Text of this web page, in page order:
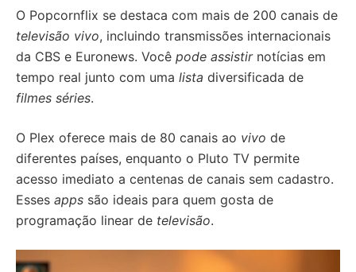
O Popcornflix se destaca com mais de 200 canais de
televisão vivo, incluindo transmissões internacionais
da CBS e Euronews. Você pode assistirnotícias em
tempo real junto com uma lista diversificada de
filmes séries.
O Plex oferece mais de 80 canais ao vivo de
diferentes países, enquanto o Pluto TV permite
acesso imediato a centenas de canais sem cadastro.
Esses apps são ideais para quem gosta de
programação linear de televisão.